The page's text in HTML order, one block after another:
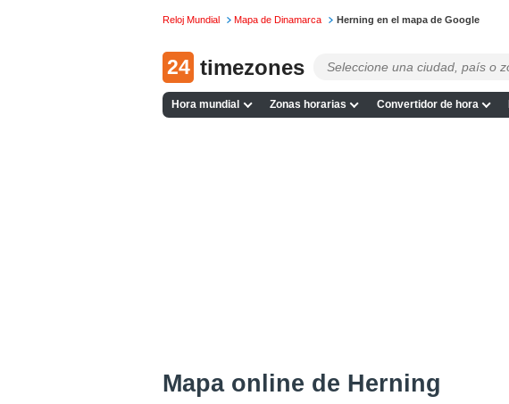
Reloj Mundial Mapa de Dinamarca Herning en el mapa de Google
24 timezones
Hora mundial Zonas horarias Convertidor de hora
Mapa online de Herning